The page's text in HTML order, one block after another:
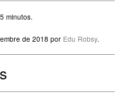
minutos.
de 2018 por Edu Robsy.